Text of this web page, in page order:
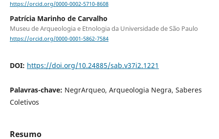
https://orcid.org/0000-0002-5710-8608
Patrícia Marinho de Carvalho
Museu de Arqueologia e Etnologia da Universidade de São Paulo
https://orcid.org/0000-0001-5862-7584
DOI: https://doi.org/10.24885/sab.v37i2.1221
Palavras-chave: NegrArqueo, Arqueologia Negra, Saberes
Coletivos
Resumo